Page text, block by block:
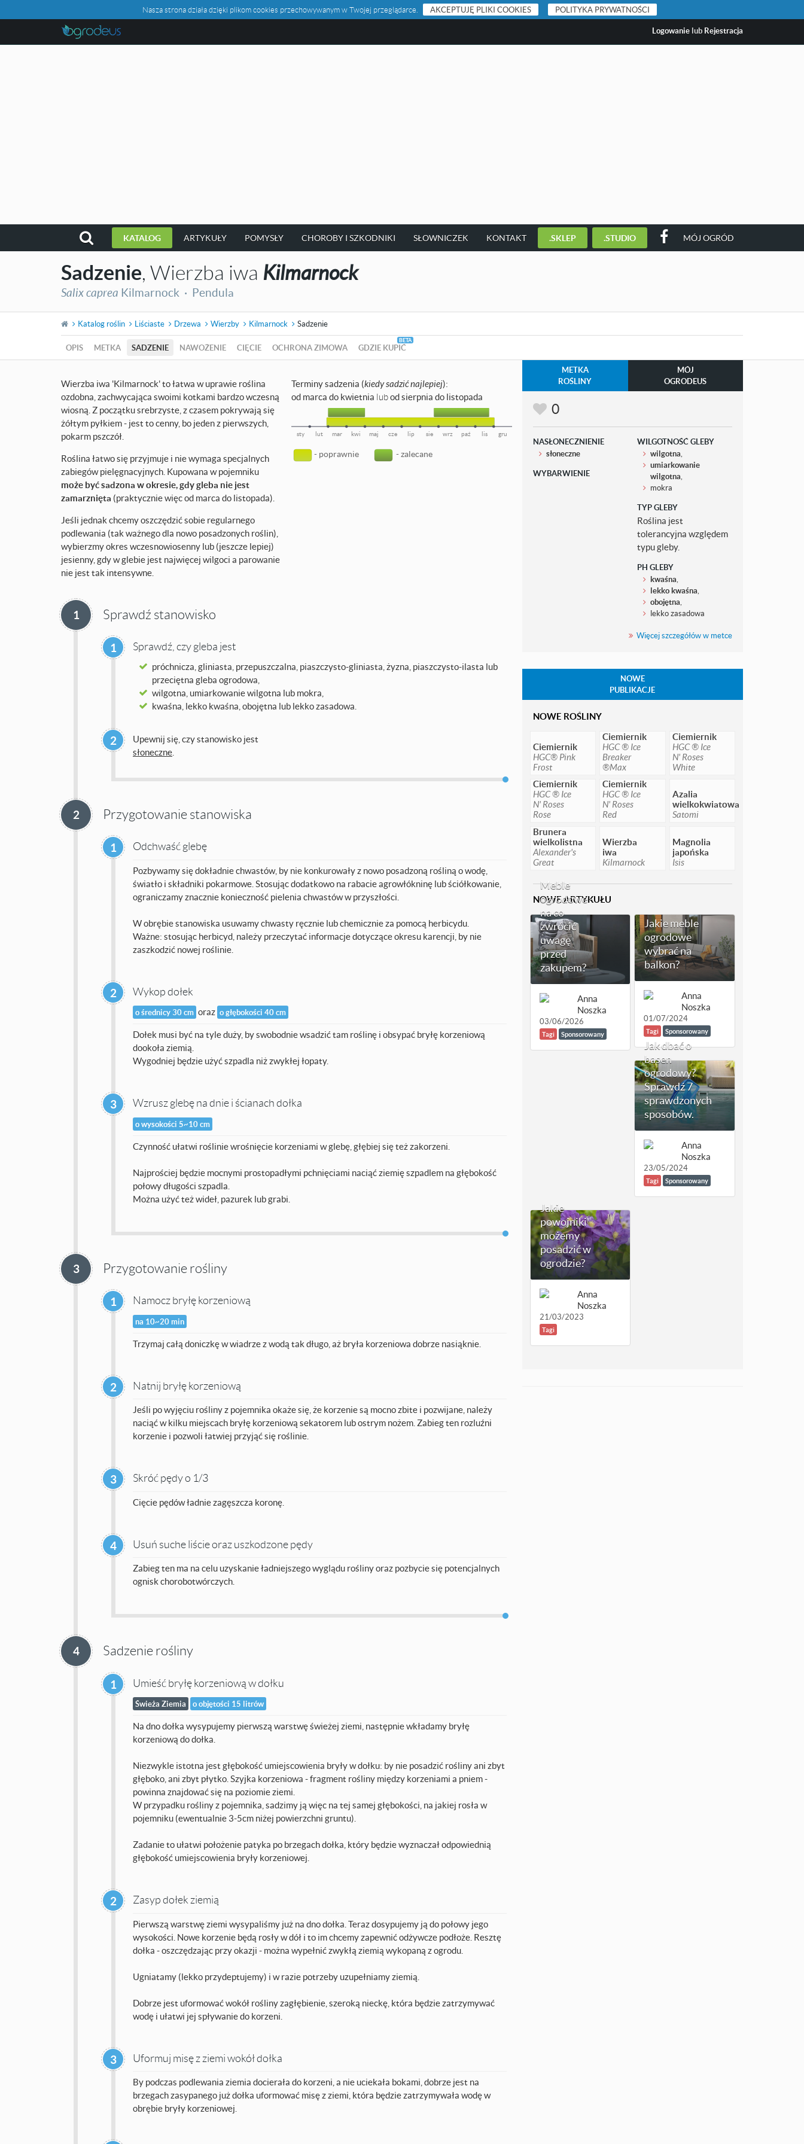
Nasza strona działa dzięki plikom cookies przechowywanym w Twojej przeglądarce. AKCEPTUJĘ PLIKI COOKIES POLITYKA PRYWATNOŚCI
Logowanie lub Rejestracja
KATALOG ARTYKUŁY POMYSŁY CHOROBY I SZKODNIKI SŁOWNICZEK KONTAKT .SKLEP .STUDIO MÓJ OGRÓD
Sadzenie, Wierzba iwa Kilmarnock
Salix caprea Kilmarnock · Pendula
Katalog roślin Liściaste Drzewa Wierzby Kilmarnock Sadzenie
OPIS METKA SADZENIE NAWOŻENIE CIĘCIE OCHRONA ZIMOWA GDZIE KUPIĆ
Wierzba iwa 'Kilmarnock' to łatwa w uprawie roślina
ozdobna, zachwycająca swoimi kotkami bardzo wczesną
wiosną. Z początku srebrzyste, z czasem pokrywają się
żółtym pyłkiem - jest to cenny, bo jeden z pierwszych,
pokarm pszczół.
Roślina łatwo się przyjmuje i nie wymaga specjalnych
zabiegów pielęgnacyjnych. Kupowana w pojemniku
może być sadzona w okresie, gdy gleba nie jest
zamarznięta (praktycznie więc od marca do listopada).
Jeśli jednak chcemy oszczędzić sobie regularnego
podlewania (tak ważnego dla nowo posadzonych roślin),
wybierzmy okres wczesnowiosenny lub (jeszcze lepiej)
jesienny, gdy w glebie jest najwięcej wilgoci a parowanie
nie jest tak intensywne.
Terminy sadzenia (kiedy sadzić najlepiej):
od marca do kwietnia lubod sierpnia do listopada
sty lut mar kwi maj cze lip sie wrz paź lis gru
- poprawnie - zalecane
1 Sprawdź stanowisko
1 Sprawdź, czy gleba jest
próchnicza, gliniasta, przepuszczalna, piaszczysto-gliniasta, żyzna, piaszczysto-ilasta lub
przeciętna gleba ogrodowa,
wilgotna, umiarkowanie wilgotna lub mokra,
kwaśna, lekko kwaśna, obojętna lub lekko zasadowa.
2
Upewnij się, czy stanowisko jest
słoneczne
2 Przygotowanie stanowiska
1 Odchwaść glebę
Pozbywamy się dokładnie chwastów, by nie konkurowały z nowo posadzoną rośliną o wodę,
światło i składniki pokarmowe. Stosując dodatkowo na rabacie agrowłókninę lub ściółkowanie,
ograniczamy znacznie konieczność pielenia chwastów w przyszłości.
W obrębie stanowiska usuwamy chwasty ręcznie lub chemicznie za pomocą herbicydu.
Ważne: stosując herbicyd, należy przeczytać informacje dotyczące okresu karencji, by nie
zaszkodzić nowej roślinie.
2 Wykop dołek
o średnicy 30 cm oraz o głębokości 40 cm
Dołek musi być na tyle duży, by swobodnie wsadzić tam roślinę i obsypać bryłę korzeniową
dookoła ziemią.
Wygodniej będzie użyć szpadla niż zwykłej łopaty.
3 Wzrusz glebę na dnie i ścianach dołka
o wysokości 5~10 cm
Czynność ułatwi roślinie wrośnięcie korzeniami w glebę, głębiej się też zakorzeni.
Najprościej będzie mocnymi prostopadłymi pchnięciami naciąć ziemię szpadlem na głębokość
połowy długości szpadla.
Można użyć też wideł, pazurek lub grabi.
3 Przygotowanie rośliny
1 Namocz bryłę korzeniową
na 10~20 min
Trzymaj całą doniczkę w wiadrze z wodą tak długo, aż bryła korzeniowa dobrze nasiąknie.
2 Natnij bryłę korzeniową
Jeśli po wyjęciu rośliny z pojemnika okaże się, że korzenie są mocno zbite i pozwijane, należy
naciąć w kilku miejscach bryłę korzeniową sekatorem lub ostrym nożem. Zabieg ten rozluźni
korzenie i pozwoli łatwiej przyjąć się roślinie.
3 Skróć pędy o 1/3
Cięcie pędów ładnie zagęszcza koronę.
4 Usuń suche liście oraz uszkodzone pędy
Zabieg ten ma na celu uzyskanie ładniejszego wyglądu rośliny oraz pozbycie się potencjalnych
ognisk chorobotwórczych.
4 Sadzenie rośliny
1 Umieść bryłę korzeniową w dołku
Świeża Ziemia o objętości 15 litrów
Na dno dołka wysypujemy pierwszą warstwę świeżej ziemi, następnie wkładamy bryłę
korzeniową do dołka.
Niezwykle istotna jest głębokość umiejscowienia bryły w dołku: by nie posadzić rośliny ani zbyt
głęboko, ani zbyt płytko. Szyjka korzeniowa - fragment rośliny między korzeniami a pniem -
powinna znajdować się na poziomie ziemi.
W przypadku rośliny z pojemnika, sadzimy ją więc na tej samej głębokości, na jakiej rosła w
pojemniku (ewentualnie 3-5cm niżej powierzchni gruntu).
Zadanie to ułatwi położenie patyka po brzegach dołka, który będzie wyznaczał odpowiednią
głębokość umiejscowienia bryły korzeniowej.
2 Zasyp dołek ziemią
Pierwszą warstwę ziemi wysypaliśmy już na dno dołka. Teraz dosypujemy ją do połowy jego
wysokości. Nowe korzenie będą rosły w dół i to im chcemy zapewnić odżywcze podłoże. Resztę
dołka - oszczędzając przy okazji - można wypełnić zwykłą ziemią wykopaną z ogrodu.
Ugniatamy (lekko przydeptujemy) i w razie potrzeby uzupełniamy ziemią.
Dobrze jest uformować wokół rośliny zagłębienie, szeroką nieckę, która będzie zatrzymywać
wodę i ułatwi jej spływanie do korzeni.
3 Uformuj misę z ziemi wokół dołka
By podczas podlewania ziemia docierała do korzeni, a nie uciekała bokami, dobrze jest na
brzegach zasypanego już dołka uformować misę z ziemi, która będzie zatrzymywała wodę w
obrębie bryły korzeniowej.
METKA
ROŚLINY
MÓJ
OGRODEUS
0
NASŁONECZNIENIE
słoneczne
WYBARWIENIE
WILGOTNOŚĆ GLEBY
wilgotna
umiarkowanie
wilgotna
mokra
TYP GLEBY
Roślina jest
tolerancyjna względem
typu gleby.
PH GLEBY
kwaśna
lekko kwaśna
obojętna
lekko zasadowa
Więcej szczegółów w metce
NOWE
PUBLIKACJE
NOWE ROŚLINY
Ciemiernik
HGC® Pink
Frost
Ciemiernik
HGC ® Ice
Breaker
®Max
Ciemiernik
HGC ® Ice
N' Roses
White
Ciemiernik
HGC ® Ice
N' Roses
Rose
Ciemiernik
HGC ® Ice
N' Roses
Red
Azalia
wielkokwiatowa
Satomi
Brunera
wielkolistna
Alexander's
Great
Wierzba
iwa
Kilmarnock
Magnolia
japońska
Isis
NOWE ARTYKUŁU
Meble
ogrodowe -
na co
zwrócić
uwagę
przed
zakupem?
Anna
Noszka
03/06/2026
Tagi Sponsorowany
Jakie meble
ogrodowe
wybrać na
balkon?
Anna
Noszka
01/07/2024
Tagi Sponsorowany
Jak dbać o
basen
ogrodowy?
Sprawdź 7
sprawdzonych
sposobów.
Anna
Noszka
23/05/2024
Tagi Sponsorowany
Jakie
powojniki
możemy
posadzić w
ogrodzie?
Anna
Noszka
21/03/2023
Tagi